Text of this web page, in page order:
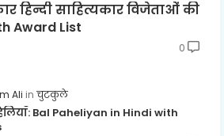
हिन्दी साहित्यकार विजेताओं की
Award List
0
Ali चुटकुले
Bal Paheliyan in Hindi with